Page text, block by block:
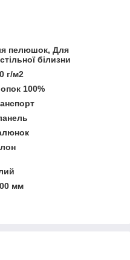
пелюшок, Для
білизни
г/м2
100%
мм